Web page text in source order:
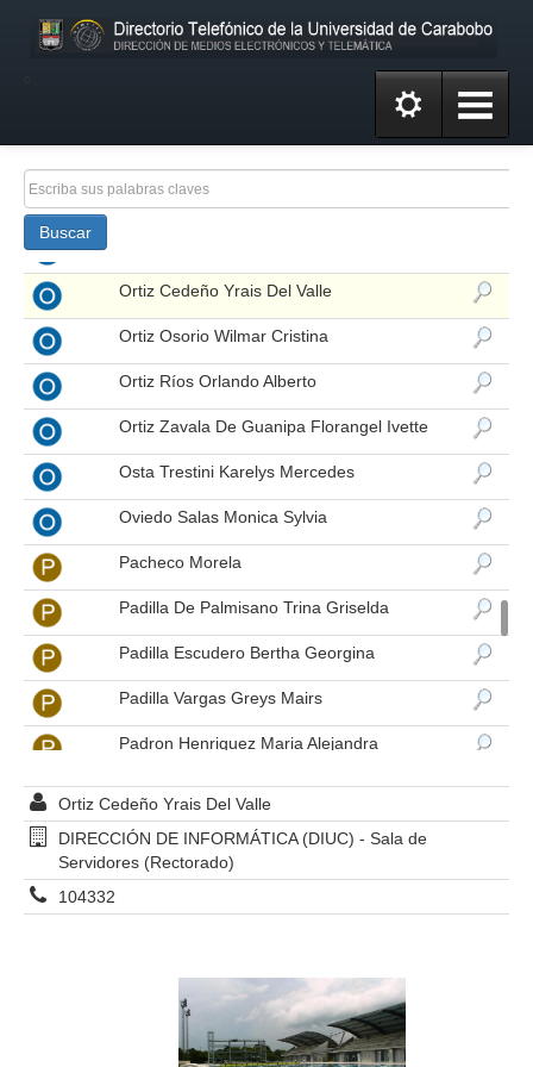
Buscar
Olivo De Latouche Marfa
Ortega Carrasquero Alcides Pausalino
Ortega Duarte Yeysis Yadira
Ortiz Cedeño Yrais Del Valle
Ortiz Osorio Wilmar Cristina
Ortiz Ríos Orlando Alberto
Ortiz Zavala De Guanipa Florangel Ivette
Osta Trestini Karelys Mercedes
Oviedo Salas Monica Sylvia
Pacheco Morela
Padilla De Palmisano Trina Griselda
Padilla Escudero Bertha Georgina
Padilla Vargas Greys Mairs
Padron Henriquez Maria Alejandra
Padrón Ramos Rafael Alejandro
Padron Schwarck Eliana Tereza
Padron Tibisay
Palacio Perez Graciela Del Valle
Palacios Sergio
Ortiz Cedeño Yrais Del Valle
DIRECCIÓN DE INFORMÁTICA (DIUC) - Sala de
Servidores (Rectorado)
104332